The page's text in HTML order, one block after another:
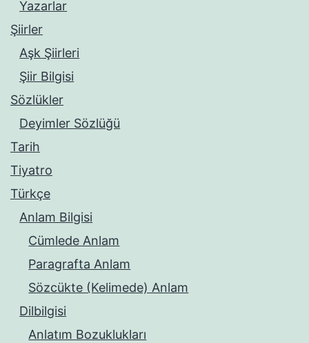
Yazarlar
Şiirler
Aşk Şiirleri
Şiir Bilgisi
Sözlükler
Deyimler Sözlüğü
Tarih
Tiyatro
Türkçe
Anlam Bilgisi
Cümlede Anlam
Paragrafta Anlam
Sözcükte (Kelimede) Anlam
Dilbilgisi
Anlatım Bozuklukları